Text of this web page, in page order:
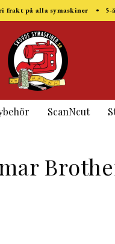
frakt på alla symaskiner • 5-
ScanNcut